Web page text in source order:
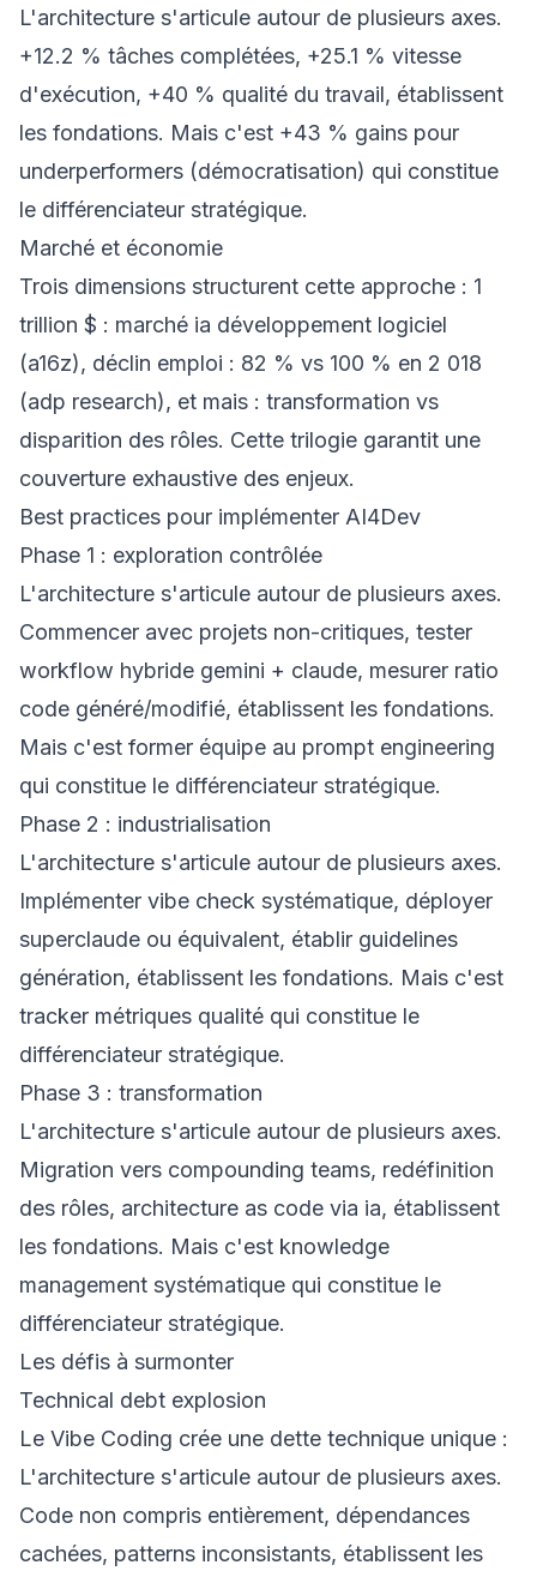
L'architecture s'articule autour de plusieurs axes.
+12.2 % tâches complétées, +25.1 % vitesse
d'exécution, +40 % qualité du travail, établissent
les fondations. Mais c'est +43 % gains pour
underperformers (démocratisation) qui constitue
le différenciateur stratégique.
Marché et économie
Trois dimensions structurent cette approche : 1
trillion $ : marché ia développement logiciel
(a16z), déclin emploi : 82 % vs 100 % en 2 018
(adp research), et mais : transformation vs
disparition des rôles. Cette trilogie garantit une
couverture exhaustive des enjeux.
Best practices pour implémenter AI4Dev
Phase 1 : exploration contrôlée
L'architecture s'articule autour de plusieurs axes.
Commencer avec projets non-critiques, tester
workflow hybride gemini + claude, mesurer ratio
code généré/modifié, établissent les fondations.
Mais c'est former équipe au prompt engineering
qui constitue le différenciateur stratégique.
Phase 2 : industrialisation
L'architecture s'articule autour de plusieurs axes.
Implémenter vibe check systématique, déployer
superclaude ou équivalent, établir guidelines
génération, établissent les fondations. Mais c'est
tracker métriques qualité qui constitue le
différenciateur stratégique.
Phase 3 : transformation
L'architecture s'articule autour de plusieurs axes.
Migration vers compounding teams, redéfinition
des rôles, architecture as code via ia, établissent
les fondations. Mais c'est knowledge
management systématique qui constitue le
différenciateur stratégique.
Les défis à surmonter
Technical debt explosion
Le Vibe Coding crée une dette technique unique :
L'architecture s'articule autour de plusieurs axes.
Code non compris entièrement, dépendances
cachées, patterns inconsistants, établissent les